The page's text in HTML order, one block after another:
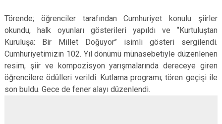
Törende; öğrenciler tarafından Cumhuriyet konulu şiirler
okundu, halk oyunları gösterileri yapıldı ve ‘’Kurtuluştan
Kuruluşa: Bir Millet Doğuyor’’ isimli gösteri sergilendi.
Cumhuriyetimizin 102. Yıl dönümü münasebetiyle düzenlenen
resim, şiir ve kompozisyon yarışmalarında dereceye giren
öğrencilere ödülleri verildi. Kutlama programı; tören geçişi ile
son buldu. Gece de fener alayı düzenlendi.